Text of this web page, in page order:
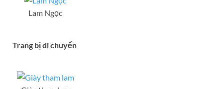
Lam Ngọc
Trang bị di chuyển